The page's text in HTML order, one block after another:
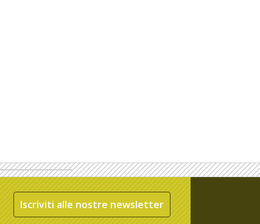
Iscriviti alle nostre newsletter